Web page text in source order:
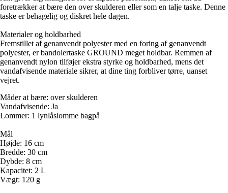
foretrækker at bære den over skulderen eller som en talje taske. Denne
taske er behagelig og diskret hele dagen.
Materialer og holdbarhed
Fremstillet af genanvendt polyester med en foring af genanvendt
polyester, er bandolertaske GROUND meget holdbar. Remmen af
genanvendt nylon tilføjer ekstra styrke og holdbarhed, mens det
vandafvisende materiale sikrer, at dine ting forbliver tørre, uanset
vejret.
Måder at bære: over skulderen
Vandafvisende: Ja
Lommer: 1 lynlåslomme bagpå
Mål
Højde: 16 cm
Bredde: 30 cm
Dybde: 8 cm
Kapacitet: 2 L
Vægt: 120 g